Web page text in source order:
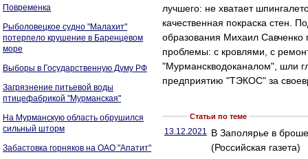
Повременка
Рыболовецкое судно "Малахит"
потерпело крушение в Баренцевом
море
Выборы в Государственную Думу РФ
Загрязнение питьевой воды
птицефабрикой "Мурманская"
На Мурманскую область обрушился
сильный шторм
Забастовка горняков на ОАО "Апатит"
лучшего: не хватает
качественная покраска стен.
образования Михаил Савченко
проблемы: с кровлями, с
"Мурманскводоканалом", шли
предприятию "ТЭКОС" за
Статьи по теме
13.12.2021 В Заполярье в
(Российская газета)